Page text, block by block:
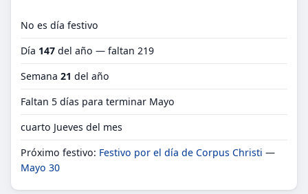
No es día festivo
Día 147 del año — faltan 219
Semana 21 del año
Faltan 5 días para terminar Mayo
cuarto Jueves del mes
Próximo festivo: Festivo por el día de Corpus Christi —
Mayo 30